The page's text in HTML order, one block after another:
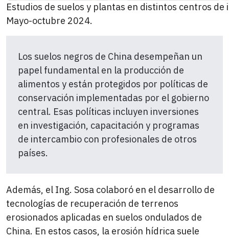
Estudios de suelos y plantas en distintos centros
Mayo-octubre 2024.
Los suelos negros de China desempeñan un
papel fundamental en la producción de
alimentos y están protegidos por políticas de
conservación implementadas por el gobierno
central. Esas políticas incluyen inversiones
en investigación, capacitación y programas
de intercambio con profesionales de otros
países.
Además, el Ing. Sosa colaboró en el desarrollo de
tecnologías de recuperación de terrenos
erosionados aplicadas en suelos ondulados de
China. En estos casos, la erosión hídrica suele